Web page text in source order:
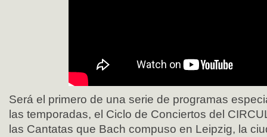
Será el primero de una serie de programas
las temporadas, el Ciclo de Conciertos del
las Cantatas que Bach compuso en Leipzig, la